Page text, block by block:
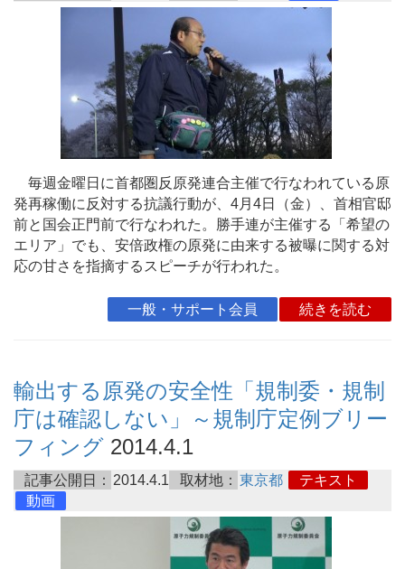
毎週金曜日に首都圏反原発連合主催で行なわれている原
発再稼働に反対する抗議行動が、4月4日（金）、首相官邸
前と国会正門前で行なわれた。勝手連が主催する「希望の
エリア」でも、安倍政権の原発に由来する被曝に関する対
応の甘さを指摘するスピーチが行われた。
一般・サポート会員 続きを読む
輸出する原発の安全性「規制委・規制
庁は確認しない」～規制庁定例ブリー
フィング 2014.4.1
記事公開日： 2014.4.1 取材地： 東京都
テキスト
動画